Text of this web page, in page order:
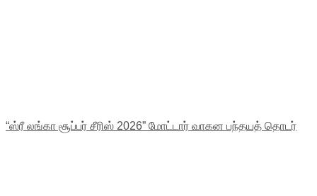
“ஸ்ரீ லங்கா சூப்பர் சீரிஸ் 2026” மோட்டார் வாகன பந்தயத் தொடர்